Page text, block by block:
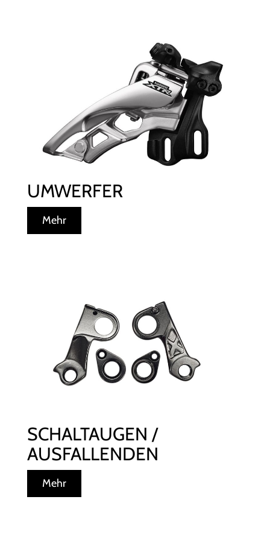
UMWERFER
Mehr
SCHALTAUGEN /
AUSFALLENDEN
Mehr